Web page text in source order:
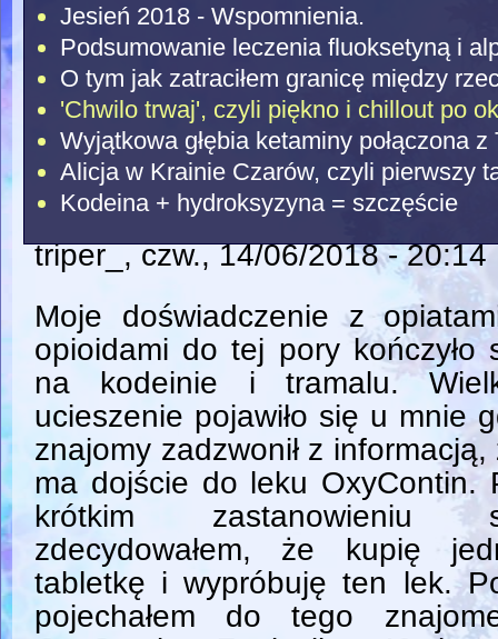
Jesień 2018 - Wspomnienia.
Podsumowanie leczenia fluoksetyną i
O tym jak zatraciłem granicę między
'Chwilo trwaj', czyli piękno i chillout po
Wyjątkowa głębia ketaminy połączona z
Alicja w Krainie Czarów, czyli pierwszy
Kodeina + hydroksyzyna = szczęście
triper_, czw., 14/06/2018 - 20:14
Moje doświadczenie z
opioidami do tej pory kończyło
na kodeinie i tramalu.
ucieszenie pojawiło się u mnie
znajomy zadzwonił z informacją,
ma dojście do leku OxyContin.
krótkim zastanowieniu
zdecydowałem, że kupię
tabletkę i wypróbuję ten lek.
pojechałem do tego